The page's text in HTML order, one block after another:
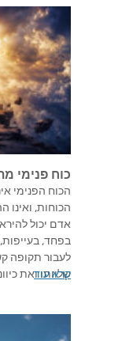
כוח פנימי
הכוח הפנימי
הכוחות, ואינו
אדם יכול
בפחד,
לעבור תקופה
שלוותו ואת
קרא עוד